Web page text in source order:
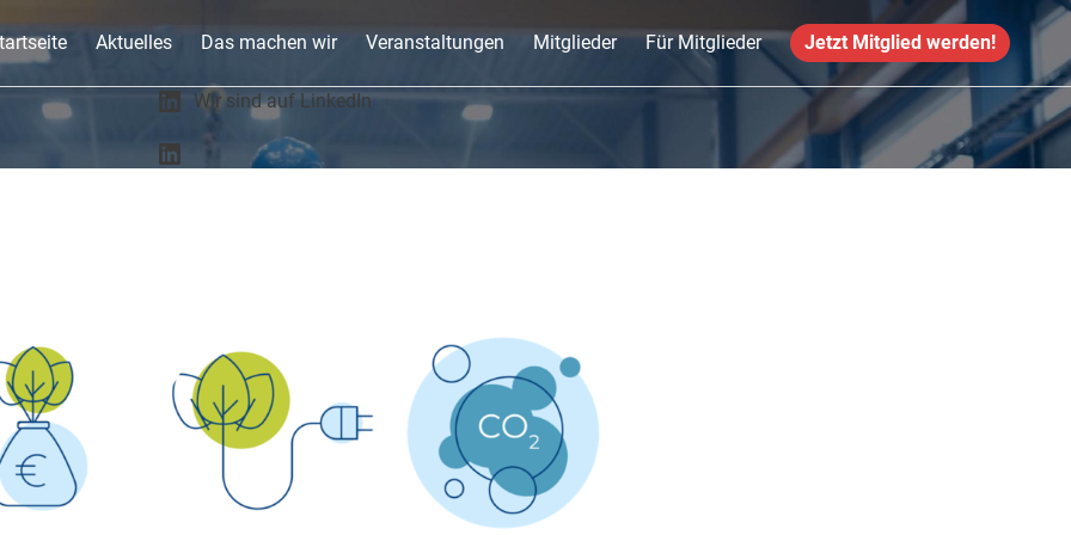
Aktuelles Das machen wir Veranstaltungen Mitglieder Für Mitglieder Jetzt Mitglied werden!
Wir sind auf LinkedIn
LinkedIn